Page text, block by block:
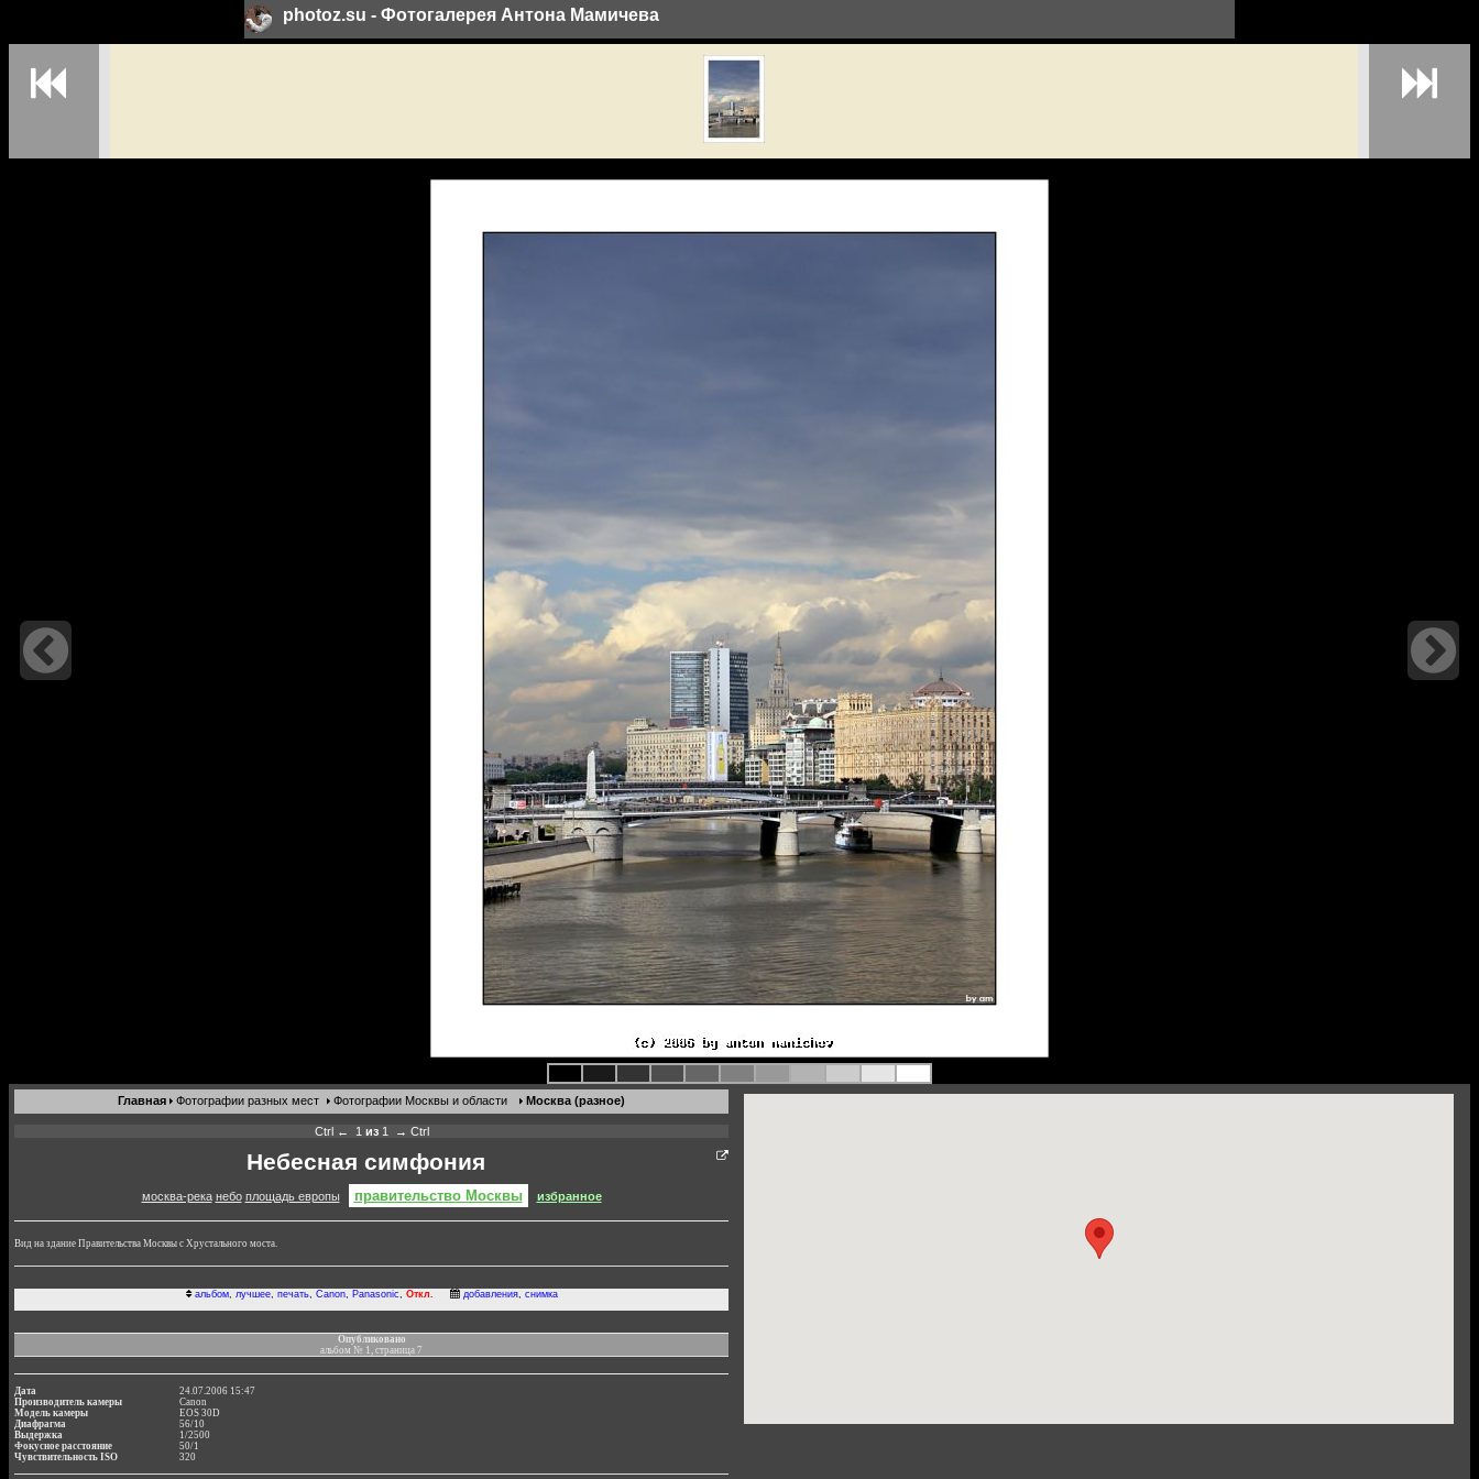
photoz.su - Фотогалерея Антона Мамичева
Главная Фотографии разных мест Фотографии Москвы и области Москва (разное)
Ctrl ← 1 из1 → Ctrl
Небесная симфония
москва-река небо площадь европы правительство Москвы избранное
Вид на здание Правительства Москвы с Хрустального моста.
альбом, лучшее, печать, Canon, Panasonic, Откл. добавления, снимка
Опубликовано
альбом № 1, страница 7
Дата
24.07.2006 15:47
Производитель камеры
Canon
Модель камеры
EOS 30D
Диафрагма
56/10
Выдержка
1/2500
Фокусное расстояние
50/1
Чувствительность ISO
320